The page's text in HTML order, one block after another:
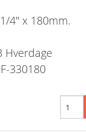
4" x 180mm.
Hverdage
330180